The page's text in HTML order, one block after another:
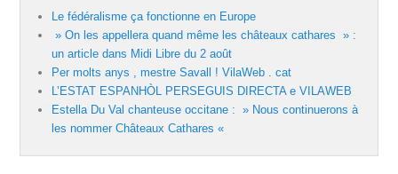
Le fédéralisme ça fonctionne en Europe
» On les appellera quand même les châteaux cathares » :
un article dans Midi Libre du 2 août
Per molts anys , mestre Savall ! VilaWeb . cat
L’ESTAT ESPANHÒL PERSEGUIS DIRECTA e VILAWEB
Estella Du Val chanteuse occitane : » Nous continuerons à
les nommer Châteaux Cathares «